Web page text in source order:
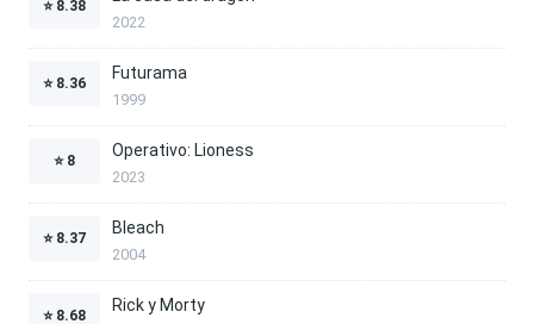
⭐ 8.38
2022
⭐ 8.36
Futurama
1999
⭐ 8
Operativo: Lioness
2023
⭐ 8.37
Bleach
2004
⭐ 8.68
Rick y Morty